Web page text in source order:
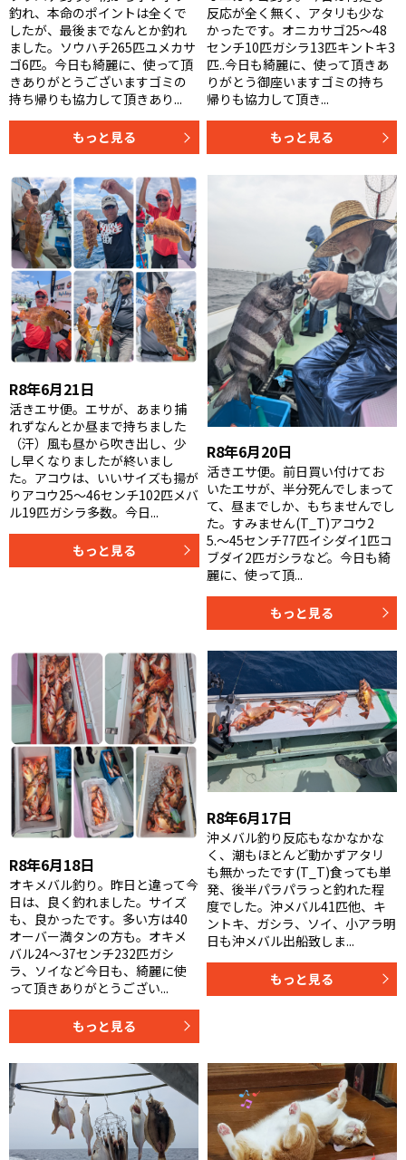
釣れ、本命のポイントは全くで
したが、最後までなんとか釣れ
ました。ソウハチ265匹ユメカサ
ゴ6匹。今日も綺麗に、使って頂
きありがとうございますゴミの
持ち帰りも協力して頂きあり...
もっと見る
反応が全く無く、アタリも少な
かったです。オニカサゴ25〜48
センチ10匹ガシラ13匹キントキ3
匹..今日も綺麗に、使って頂きあ
りがとう御座いますゴミの持ち
帰りも協力して頂き...
もっと見る
R8年6月21日
活きエサ便。エサが、あまり捕
れずなんとか昼まで持ちました
（汗）風も昼から吹き出し、少
し早くなりましたが終いまし
た。アコウは、いいサイズも揚が
りアコウ25〜46センチ102匹メバ
ル19匹ガシラ多数。今日...
もっと見る
R8年6月20日
活きエサ便。前日買い付けてお
いたエサが、半分死んでしまって
て、昼までしか、もちませんでし
た。すみません(T_T)アコウ2
5.〜45センチ77匹イシダイ1匹コ
ブダイ2匹ガシラなど。今日も綺
麗に、使って頂...
もっと見る
R8年6月18日
オキメバル釣り。昨日と違って今
日は、良く釣れました。サイズ
も、良かったです。多い方は40
オーバー満タンの方も。オキメ
バル24〜37センチ232匹ガシ
ラ、ソイなど今日も、綺麗に使
って頂きありがとうござい...
もっと見る
R8年6月17日
沖メバル釣り反応もなかなかな
く、潮もほとんど動かずアタリ
も無かったです(T_T)食っても単
発、後半パラパラっと釣れた程
度でした。沖メバル41匹他、キ
ントキ、ガシラ、ソイ、小アラ明
日も沖メバル出船致しま...
もっと見る